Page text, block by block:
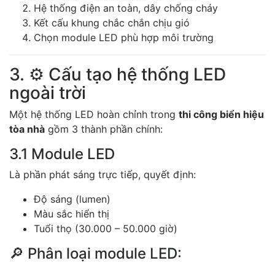
Hệ thống điện an toàn, dây chống cháy
Kết cấu khung chắc chắn chịu gió
Chọn module LED phù hợp môi trường
3. ⚙️ Cấu tạo hệ thống LED
ngoài trời
Một hệ thống LED hoàn chỉnh trong thi công biển hiệu
tòa nhà gồm 3 thành phần chính:
3.1 Module LED
Là phần phát sáng trực tiếp, quyết định:
Độ sáng (lumen)
Màu sắc hiển thị
Tuổi thọ (30.000 – 50.000 giờ)
🔎 Phân loại module LED: